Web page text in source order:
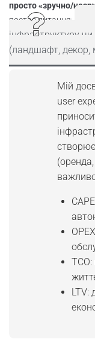
просто «зручно/
постає питання:
інфраструктуру
(ландшафт, декор,
Мій
user
TCO:
LTV: